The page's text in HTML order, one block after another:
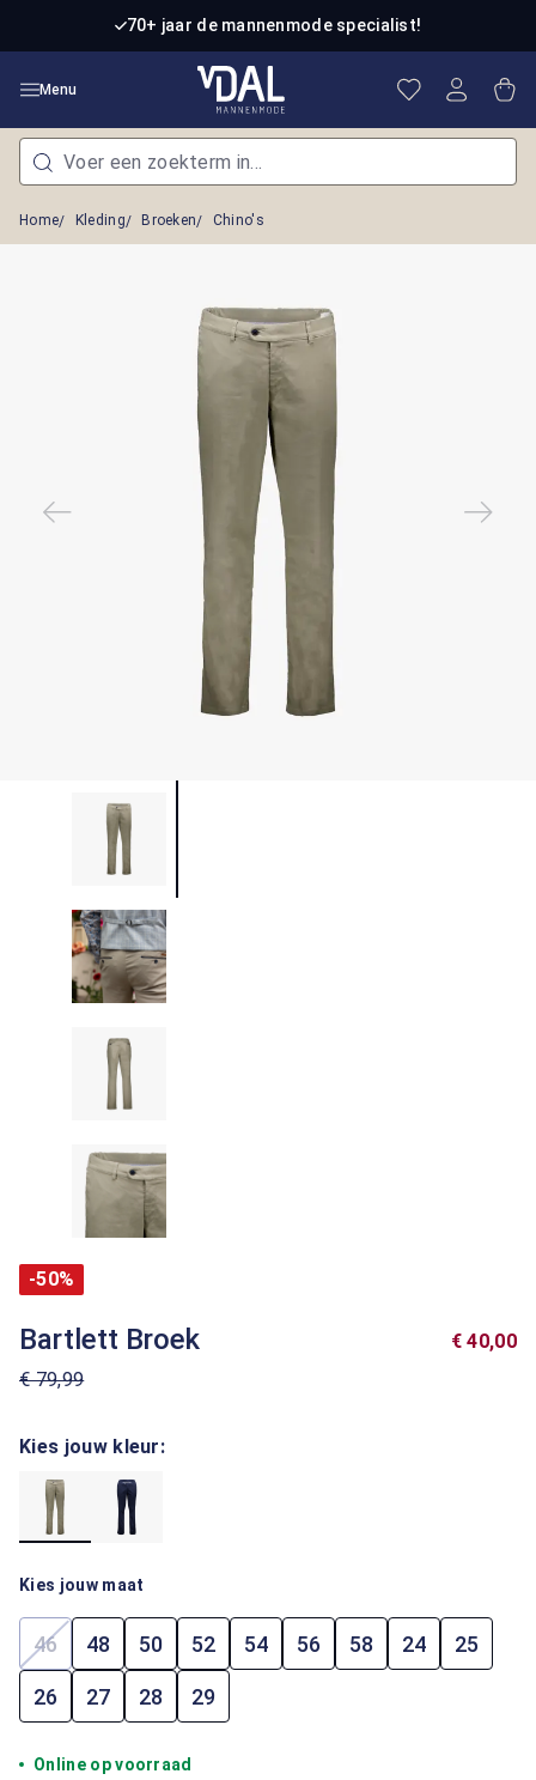
Ga naar de hoofdinhoud70+ jaar de mannenmode specialist!
Menu Je hebt 0
Home Kleding Broeken Chino's
-50%
Bartlett Broek
€ 79,99
€ 40,00
Kies jouw kleur:
Kies jouw maat
46(Deze optie is momenteel niet beschikbaar.)
48 50 52 54 56 58 24 25
26 27 28 29
Online op voorraad